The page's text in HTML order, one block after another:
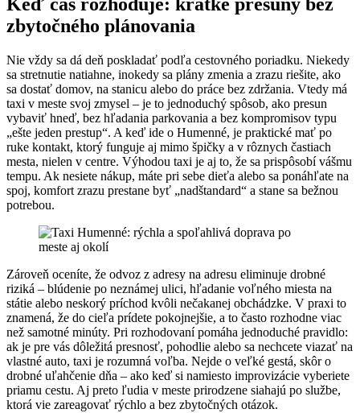
zbytočného plánovania
Nie vždy sa dá deň poskladať podľa cestovného poriadku. Niekedy
sa stretnutie natiahne, inokedy sa plány zmenia a zrazu riešite, ako
sa dostať domov, na stanicu alebo do práce bez zdržania. Vtedy má
taxi v meste svoj zmysel – je to jednoduchý spôsob, ako presun
vybaviť hneď, bez hľadania parkovania a bez kompromisov typu
„ešte jeden prestup“. A keď ide o Humenné, je praktické mať po
ruke kontakt, ktorý funguje aj mimo špičky a v rôznych častiach
mesta, nielen v centre. Výhodou taxi je aj to, že sa prispôsobí vášmu
tempu. Ak nesiete nákup, máte pri sebe dieťa alebo sa ponáhľate na
spoj, komfort zrazu prestane byť „nadštandard“ a stane sa bežnou
potrebou.
Zároveň oceníte, že odvoz z adresy na adresu eliminuje drobné
riziká – blúdenie po neznámej ulici, hľadanie voľného miesta na
státie alebo neskorý príchod kvôli nečakanej obchádzke. V praxi to
znamená, že do cieľa prídete pokojnejšie, a to často rozhodne viac
než samotné minúty. Pri rozhodovaní pomáha jednoduché pravidlo:
ak je pre vás dôležitá presnosť, pohodlie alebo sa nechcete viazať na
vlastné auto, taxi je rozumná voľba. Nejde o veľké gestá, skôr o
drobné uľahčenie dňa – ako keď si namiesto improvizácie vyberiete
priamu cestu. Aj preto ľudia v meste prirodzene siahajú po službe,
ktorá vie zareagovať rýchlo a bez zbytočných otázok.